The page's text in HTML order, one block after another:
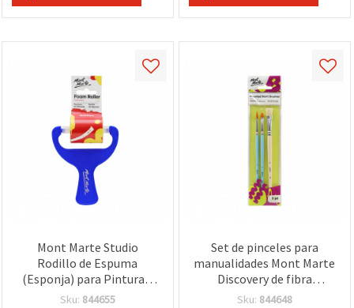
Mont Marte Studio
Rodillo de Espuma
(Esponja) para Pintura y
Manualidades, 50 mm
Sku: 844655
Set de pinceles para
manualidades Mont Marte
Discovery de fibra
sintética Taklon y cerdas
Sku: 844648